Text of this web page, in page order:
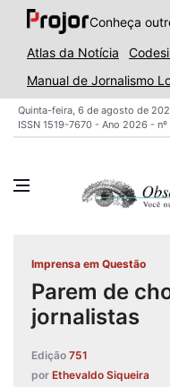
Conheça
Atlas da Notícia
Manual de Jornalismo
Quinta-feira, 6 de agosto de
ISSN 1519-7670 - Ano 2026 - nº
Imprensa em Questão
Parem de
jornalistas
Edição 751
por Ethevaldo Siqueira